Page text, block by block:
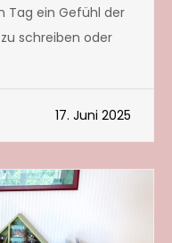
Tag ein Gefühl der
schreiben oder
17. Juni 2025